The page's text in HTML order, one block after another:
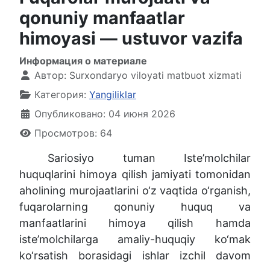
qonuniy manfaatlar
himoyasi — ustuvor vazifa
Информация о материале
Автор: Surxondaryo viloyati matbuot xizmati
Категория: Yangiliklar
Опубликовано: 04 июня 2026
Просмотров: 64
Sariosiyo tuman Iste’molchilar
huquqlarini himoya qilish jamiyati tomonidan
aholining murojaatlarini o‘z vaqtida o‘rganish,
fuqarolarning qonuniy huquq va
manfaatlarini himoya qilish hamda
iste’molchilarga amaliy-huquqiy ko‘mak
ko‘rsatish borasidagi ishlar izchil davom